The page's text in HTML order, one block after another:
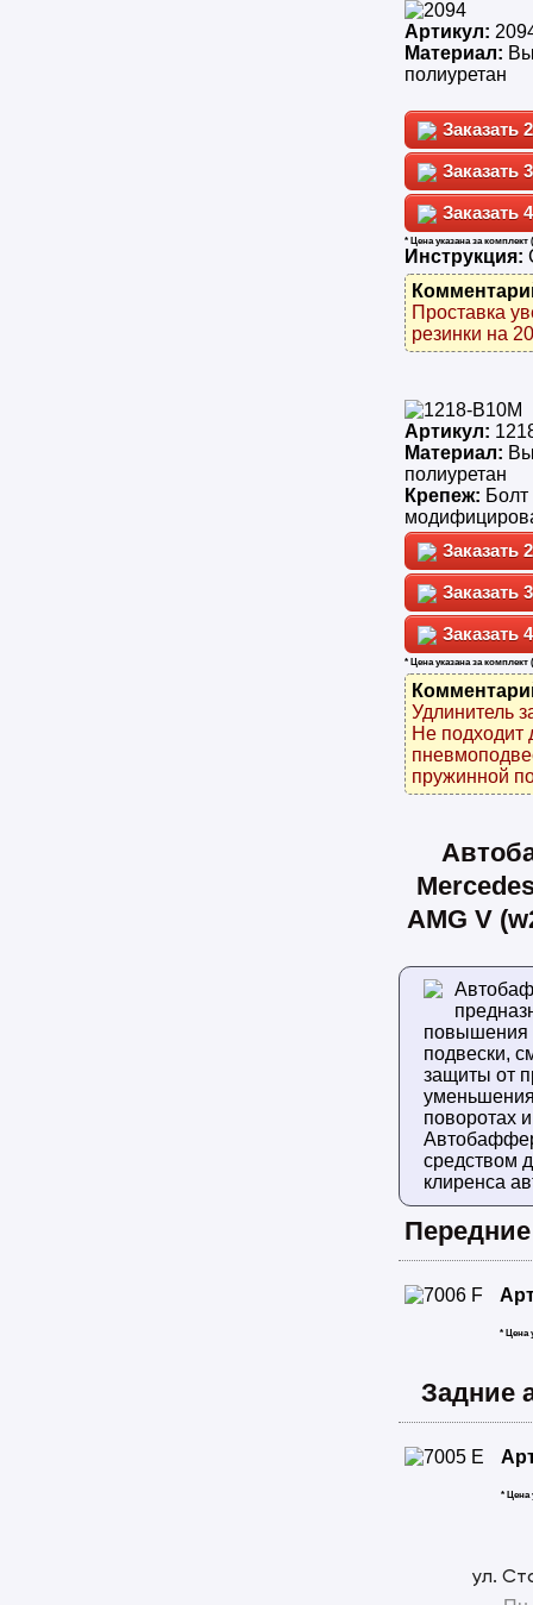
Артикул:
Материал:
полиуретан
* Цена указана за комплект
Инструкция:
Проставка
резинки на
Артикул:
Материал:
полиуретан
Крепеж:
* Цена указана за
Удлинитель
Не подходит
пружинной
AMG V
повышения
подвески,
защиты от
поворотах
средством
клиренса
* Цена
Задние
* Цена
ул.